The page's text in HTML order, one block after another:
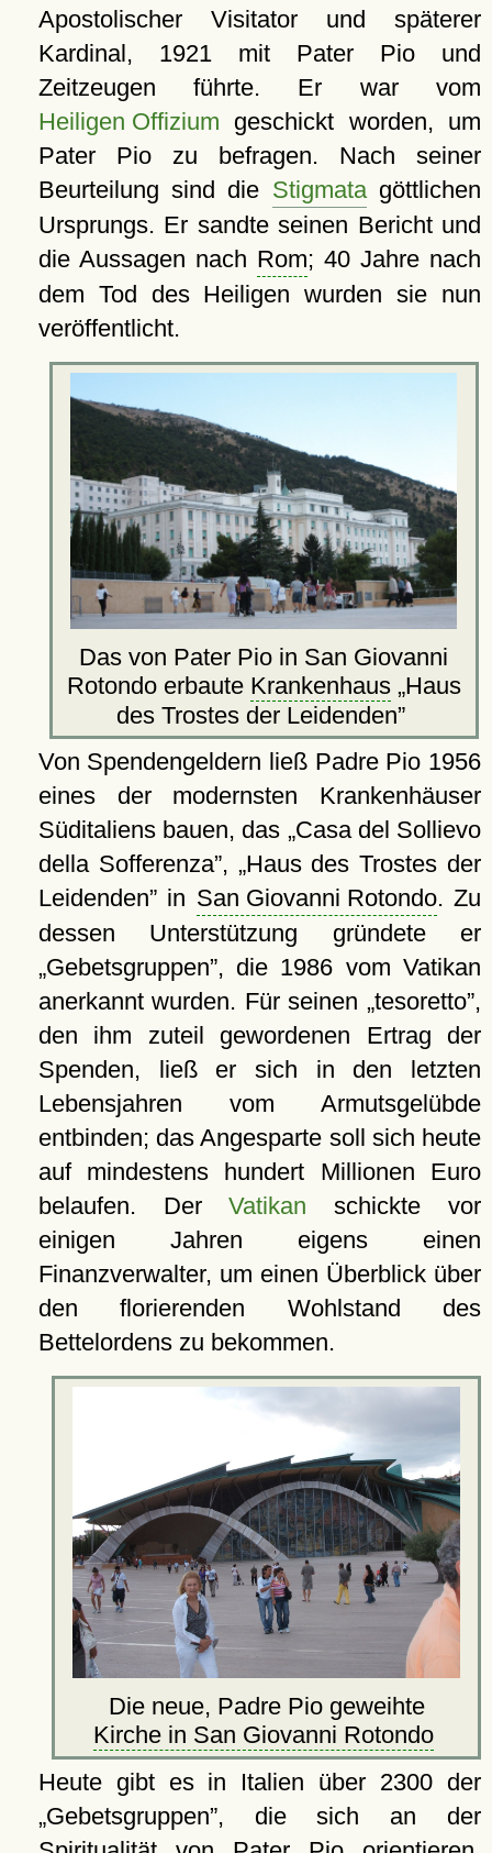
Apostolischer Visitator und späterer
Kardinal, 1921 mit Pater Pio und
Zeitzeugen führte. Er war vom
Heiligen Offizium geschickt worden, um
Pater Pio zu befragen. Nach seiner
Beurteilung sind die Stigmatagöttlichen
Ursprungs. Er sandte seinen Bericht und
die Aussagen nach Rom; 40 Jahre nach
dem Tod des Heiligen wurden sie nun
veröffentlicht.
Das von Pater Pio in San Giovanni
Rotondo erbaute Krankenhaus Haus
des Trostes der Leidenden
Von Spendengeldern ließ Padre Pio 1956
eines der modernsten Krankenhäuser
Süditaliens bauen, das Casa del Sollievo
della Sofferenza ,
Haus des Trostes der
Leidenden in San Giovanni Rotondo. Zu
dessen Unterstützung gründete er
Gebetsgruppen , die 1986 vom Vatikan
anerkannt wurden. Für seinen
tesoretto ,
den ihm zuteil gewordenen Ertrag der
Spenden, ließ er sich in den letzten
Lebensjahren vom Armutsgelübde
entbinden; das Angesparte soll sich heute
auf mindestens hundert Millionen Euro
belaufen. DerVatikan schickte vor
einigen Jahren eigens einen
Finanzverwalter, um einen Überblick über
den florierenden Wohlstand des
Bettelordens zu bekommen.
Die neue, Padre Pio geweihte
Kirche in San Giovanni Rotondo
Heute gibt es in Italien über 2300 der
Gebetsgruppen , die sich an der